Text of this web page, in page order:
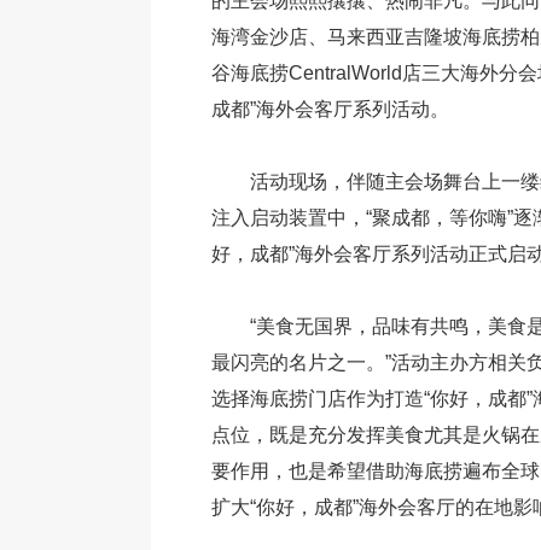
海湾金沙店、马来西亚吉隆坡海底捞
谷海底捞CentralWorld店三大海外分会
成都”海外会客厅系列活动。
活动现场，伴随主会场舞台上一
注入启动装置中，“聚成都，等你嗨”逐
好，成都”海外会客厅系列活动正式启
“美食无国界，品味有共鸣，美食
最闪亮的名片之一。”活动主办方相关
选择海底捞门店作为打造“你好，成都
点位，既是充分发挥美食尤其是火锅
要作用，也是希望借助海底捞遍布全
扩大“你好，成都”海外会客厅的在地影